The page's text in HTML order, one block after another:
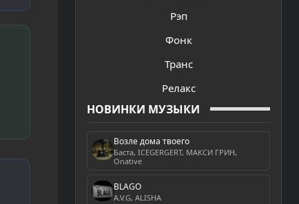
Рэп
Фонк
Транс
Релакс
НОВИНКИ МУЗЫКИ
Возле дома твоего
Баста, ICEGERGERT, МАКСИ ГРИН,
Onative
BLAGO
A.V.G, ALISHA